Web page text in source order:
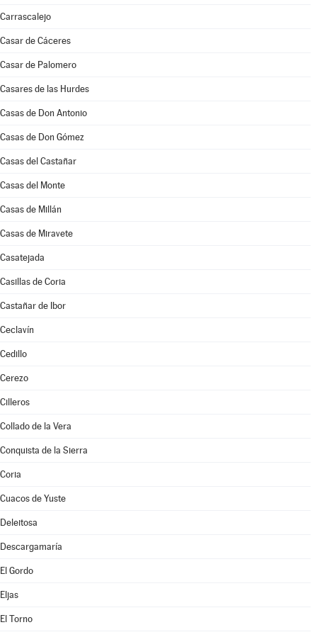
Carrascalejo
Casar de Cáceres
Casar de Palomero
Casares de las Hurdes
Casas de Don Antonio
Casas de Don Gómez
Casas del Castañar
Casas del Monte
Casas de Millán
Casas de Miravete
Casatejada
Casillas de Coria
Castañar de Ibor
Ceclavín
Cedillo
Cerezo
Cilleros
Collado de la Vera
Conquista de la Sierra
Coria
Cuacos de Yuste
Deleitosa
Descargamaría
El Gordo
Eljas
El Torno